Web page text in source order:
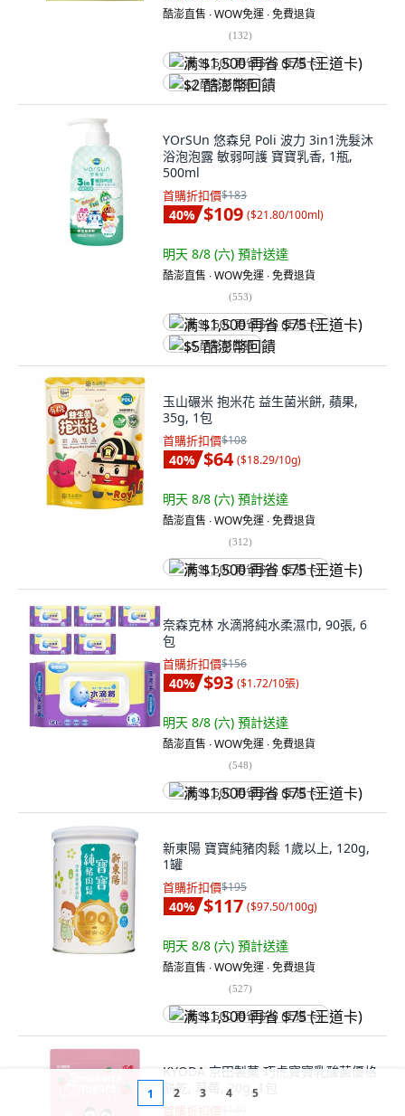
酷澎直售 ∙ WOW免運 ∙ 免費退貨
(132)
满 $1,500 再省 $75 (王道卡)
$2 酷澎幣回饋
YOrSUn 悠森兒 Poli 波力 3in1洗髮沐
浴泡泡露 敏弱呵護 寶寶乳香, 1瓶,
500ml
首購折扣價$183
40% $109 ($21.80/100ml)
明天 8/8 (六) 預計送達
酷澎直售 ∙ WOW免運 ∙ 免費退貨
(553)
满 $1,500 再省 $75 (王道卡)
$5 酷澎幣回饋
玉山碾米 抱米花 益生菌米餅, 蘋果,
35g, 1包
首購折扣價$108
40% $64 ($18.29/10g)
明天 8/8 (六) 預計送達
酷澎直售 ∙ WOW免運 ∙ 免費退貨
(312)
满 $1,500 再省 $75 (王道卡)
奈森克林 水滴將純水柔濕巾, 90張, 6
包
首購折扣價$156
40% $93 ($1.72/10張)
明天 8/8 (六) 預計送達
酷澎直售 ∙ WOW免運 ∙ 免費退貨
(548)
满 $1,500 再省 $75 (王道卡)
新東陽 寶寶純豬肉鬆 1歲以上, 120g,
1罐
首購折扣價$195
40% $117 ($97.50/100g)
明天 8/8 (六) 預計送達
酷澎直售 ∙ WOW免運 ∙ 免費退貨
(527)
满 $1,500 再省 $75 (王道卡)
KYODA 京田製菓 巧虎寶寶乳酸菌優格
餅乾, 草莓, 20g, 1包
首購折扣價
1 2 3 4 5